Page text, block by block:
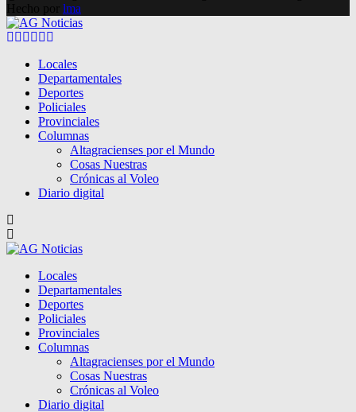
Hecho por lma
Facebook
Twitter
Instagram
Pinterest
Google
Locales
Departamentales
Deportes
Policiales
Provinciales
Columnas
Altagracienses por el Mundo
Cosas Nuestras
Crónicas al Voleo
Diario digital
Locales
Departamentales
Deportes
Policiales
Provinciales
Columnas
Altagracienses por el Mundo
Cosas Nuestras
Crónicas al Voleo
Diario digital